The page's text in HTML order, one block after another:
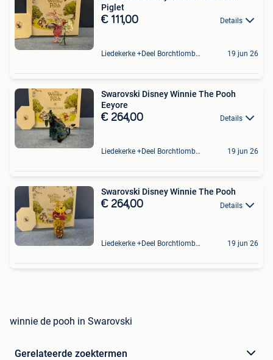
Piglet
€ 111,00 Details
Liedekerke +Deel Borchtlombeek 19 jun 26
Swarovski Disney Winnie The Pooh
Eeyore
€ 264,00 Details
Liedekerke +Deel Borchtlombeek 19 jun 26
Swarovski Disney Winnie The Pooh
€ 264,00 Details
Liedekerke +Deel Borchtlombeek 19 jun 26
winnie de pooh in Swarovski
Gerelateerde zoektermen